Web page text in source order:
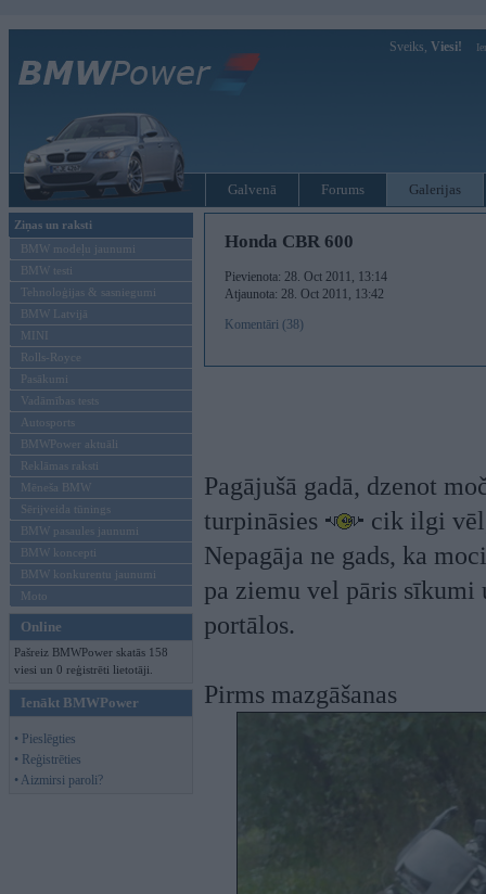
Sveiks, Viesi!
Galvenā Forums Galerijas
Ziņas un raksti
BMW modeļu jaunumi
BMW testi
Tehnoloģijas & sasniegumi
BMW Latvijā
MINI
Rolls-Royce
Pasākumi
Vadāmības tests
Autosports
BMWPower aktuāli
Reklāmas raksti
Mēneša BMW
Sērijveida tūnings
BMW pasaules jaunumi
BMW koncepti
BMW konkurentu jaunumi
Moto
Online
Pašreiz BMWPower skatās 158
viesi un 0 reģistrēti lietotāji.
Ienākt BMWPower
• Pieslēgties
• Reģistrēties
• Aizmirsi paroli?
Honda CBR 600
Pievienota: 28. Oct 2011, 13:14
Atjaunota: 28. Oct 2011, 13:42
Komentāri (38)
Pagājušā gadā, dzenot
turpināsies
cik ilgi
Nepagāja ne gads, ka
pa ziemu vel pāris sīkumi
portālos.
Pirms mazgāšanas